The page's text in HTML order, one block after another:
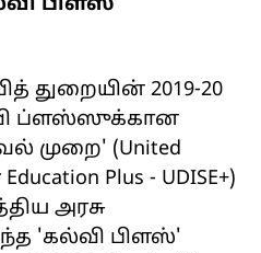
துறையின் 2019-20
ப்ளஸ்ஸுக்கான
முறை' (United
Plus - UDISE+)
அரசு
'கல்வி பிளஸ்'